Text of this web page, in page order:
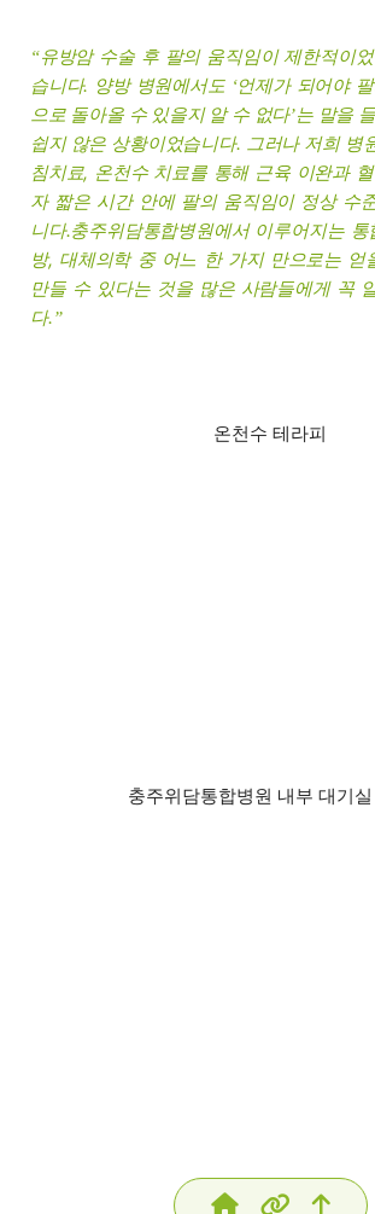
“유방암 수술 후 팔의 움직임이 제한적이
습니다. 양방 병원에서도 ‘언제가 되어야
으로 돌아올 수 있을지 알 수 없다’는 말을
쉽지 않은 상황이었습니다. 그러나 저희 병
침치료, 온천수 치료를 통해 근육 이완과
자 짧은 시간 안에 팔의 움직임이 정상 수
니다.충주위담통합병원에서 이루어지는
방, 대체의학 중 어느 한 가지 만으로는 얻
만들 수 있다는 것을 많은 사람들에게 꼭
다.”
온천수 테라피
충주위담통합병원 내부 대기실